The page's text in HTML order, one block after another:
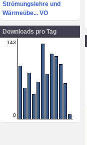
Strömungslehre und
Wärmeübe... VO
Downloads pro Tag
143
0